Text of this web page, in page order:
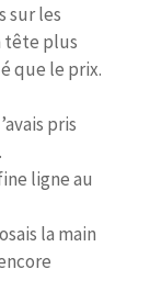
sur les
tête plus
que le prix.
pris
ligne au
la main